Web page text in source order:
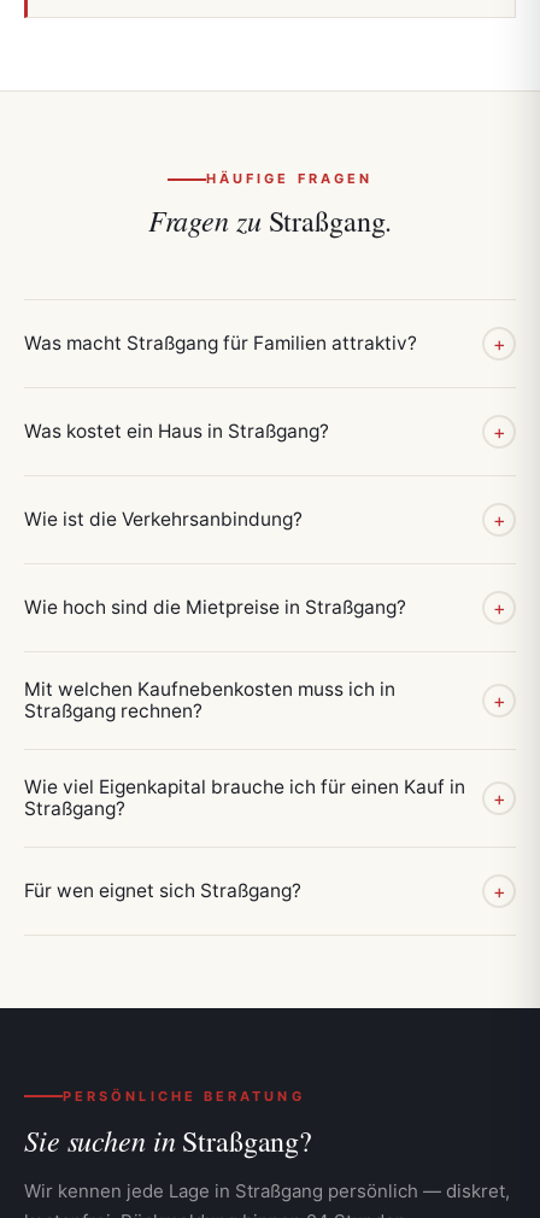
HÄUFIGE FRAGEN
Fragen zu Straßgang.
Was macht Straßgang für Familien attraktiv? +
Was kostet ein Haus in Straßgang? +
Wie ist die Verkehrsanbindung? +
Wie hoch sind die Mietpreise in Straßgang? +
Mit welchen Kaufnebenkosten muss ich in
Straßgang rechnen?
+
Wie viel Eigenkapital brauche ich für einen Kauf in
Straßgang?
+
Für wen eignet sich Straßgang? +
PERSÖNLICHE BERATUNG
Sie suchen inStraßgang?
Wir kennen jede Lage in Straßgang persönlich — diskret,